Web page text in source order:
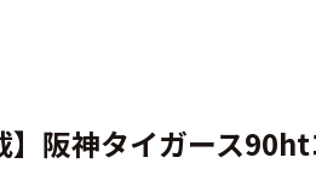
】阪神タイガース